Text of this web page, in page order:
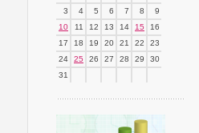
3
4 5 6 7 8
9
10
11 12 13 14 15
16
17
18 19 20 21 22
23
24
25 26 27 28 29
30
31